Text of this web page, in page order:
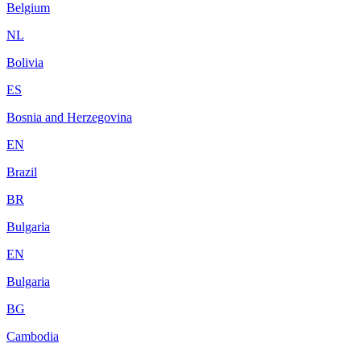
Belgium
NL
Bolivia
ES
Bosnia and Herzegovina
EN
Brazil
BR
Bulgaria
EN
Bulgaria
BG
Cambodia